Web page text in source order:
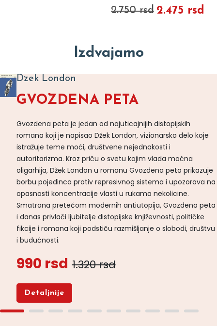
2.750 rsd 2.475 rsd
Izdvajamo
Dzek London
GVOZDENA PETA
Gvozdena peta je jedan od najuticajnijih distopijskih
romana koji je napisao Džek London, vizionarsko delo koje
istražuje teme moći, društvene nejednakosti i
autoritarizma. Kroz priču o svetu kojim vlada moćna
oligarhija, Džek London u romanu Gvozdena peta prikazuje
borbu pojedinca protiv represivnog sistema i upozorava na
opasnosti koncentracije vlasti u rukama nekolicine.
Smatrana pretečom modernih antiutopija, Gvozdena peta
i danas privlači ljubitelje distopijske književnosti, političke
fikcije i romana koji podstiču razmišljanje o slobodi, društvu
i budućnosti.
990 rsd 1.320 rsd
Detaljnije